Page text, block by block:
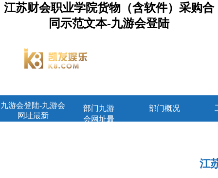
江苏财会职业学院货物（含软件）采购合
同示范文本-九游会登陆
九游会登陆-九游会
网址最新
部门九游
会网址最
部门概况
江